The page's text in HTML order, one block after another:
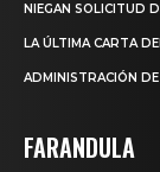
NIEGAN SOLICITUD
LA ÚLTIMA CARTA
ADMINISTRACIÓN
FARANDULA